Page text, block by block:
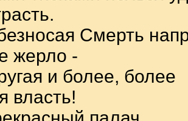
Смерть
жерло -
и более, более
власть!